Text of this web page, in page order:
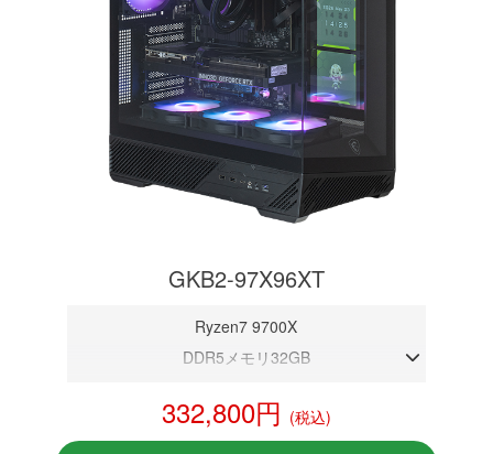
GKB2-97X96XT
Ryzen7 9700X
DDR5メモリ32GB
NVMeSSD 1TB
無線LAN Bluetooth対応
332,800円 (税込)